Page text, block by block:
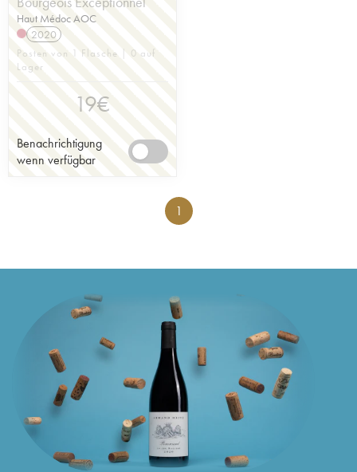
Haut Médoc AOC
2020
Posten von 1 Flasche | 0 auf
Lager
19€
Benachrichtigung
wenn verfügbar
1